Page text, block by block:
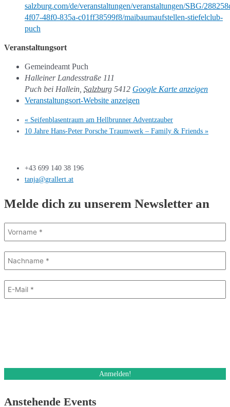
salzburg.com/de/veranstaltungen/veranstaltungen/SBG/
4f07-48f0-835a-c01ff38599f8/maibaumaufstellen-stiefelclub-
puch
Veranstaltungsort
Gemeindeamt Puch
Halleiner Landesstraße 111
Puch bei Hallein Salzburg 5412 Google Karte anzeigen
Veranstaltungsort-Website anzeigen
« Seifenblasentraum am Hellbrunner Adventzauber
10 Jahre Hans-Peter Porsche Traumwerk – Family & Friends »
+43 699 140 38 196
tanja@grallert.at
Melde dich zu unserem Newsletter an
Anstehende Events